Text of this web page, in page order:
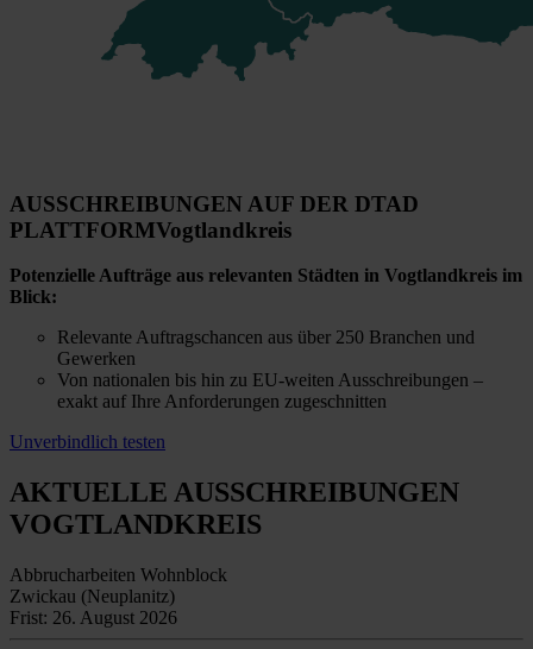
AUSSCHREIBUNGEN AUF DER DTAD
PLATTFORMVogtlandkreis
Potenzielle Aufträge aus relevanten Städten in Vogtlandkreis im
Blick:
Relevante Auftragschancen aus über 250 Branchen und
Gewerken
Von nationalen bis hin zu EU-weiten Ausschreibungen –
exakt auf Ihre Anforderungen zugeschnitten
Unverbindlich testen
AKTUELLE AUSSCHREIBUNGEN
VOGTLANDKREIS
Abbrucharbeiten Wohnblock
Zwickau (Neuplanitz)
Frist: 26. August 2026